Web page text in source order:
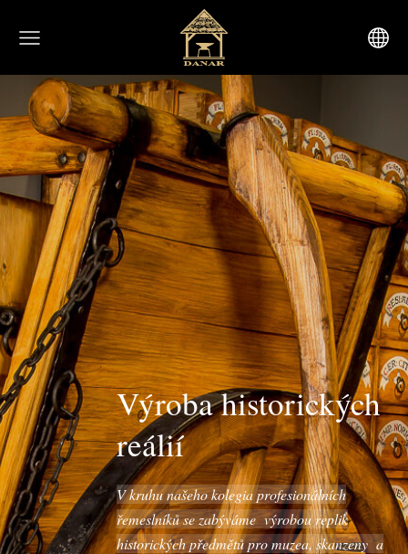
Výroba historických
reálií
V kruhu našeho kolegia profesionálních
řemeslníků se zabýváme výrobou replik
historických předmětů pro muzea, skanzeny a